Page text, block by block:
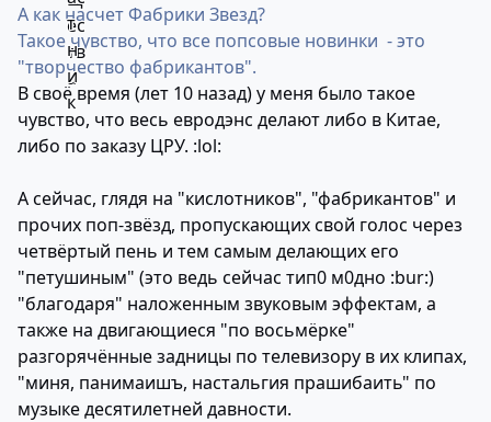
А как насчет Фабрики Звезд?
Такое чувство, что все попсовые новинки - это
"творчество фабрикантов".
В своё время (лет 10 назад) у меня было такое
чувство, что весь евродэнс делают либо в Китае,
либо по заказу ЦРУ. :lol:
А сейчас, глядя на "кислотников", "фабрикантов" и
прочих поп-звёзд, пропускающих свой голос через
четвёртый пень и тем самым делающих его
"петушиным" (это ведь сейчас тип0 м0дно :bur:)
"благодаря" наложенным звуковым эффектам, а
также на двигающиеся "по восьмёрке"
разгорячённые задницы по телевизору в их клипах,
"миня, панимаишъ, настальгия прашибаить" по
музыке десятилетней давности.